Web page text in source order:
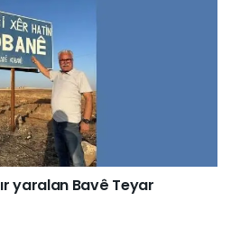
yaralan Bavê Teyar